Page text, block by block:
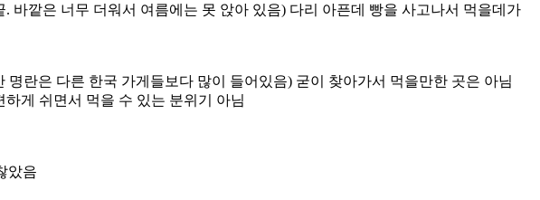
바깥은 너무 더워서 여름에는 못 앉아 있음) 다리 아픈데 빵을 사고나서 먹을데가
란은 다른 한국 가게들보다 많이 들어있음) 굳이 찾아가서 먹을만한 곳은 아님
게 쉬면서 먹을 수 있는 분위기 아님
았음